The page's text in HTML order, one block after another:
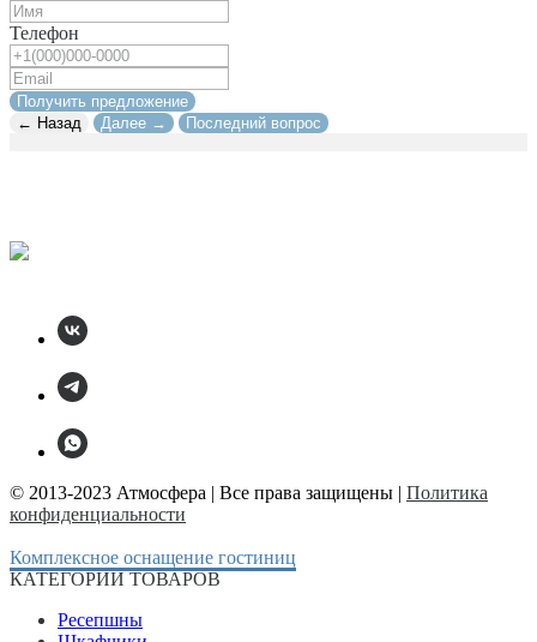
Телефон
Получить предложение
← Назад
Далее → Последний вопрос
© 2013-2023 Атмосфера | Все права защищены | Политика
конфиденциальности
Комплексное оснащение гостиниц
КАТЕГОРИИ ТОВАРОВ
Ресепшны